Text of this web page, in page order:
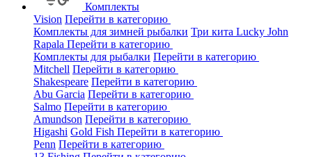
Комплекты
Vision Перейти в категорию
Комплекты для зимней рыбалки Три кита Lucky John
Rapala Перейти в категорию
Комплекты для рыбалки Перейти в категорию
Mitchell Перейти в категорию
Shakespeare Перейти в категорию
Abu Garcia Перейти в категорию
Salmo Перейти в категорию
Amundson Перейти в категорию
Higashi Gold Fish Перейти в категорию
Penn Перейти в категорию